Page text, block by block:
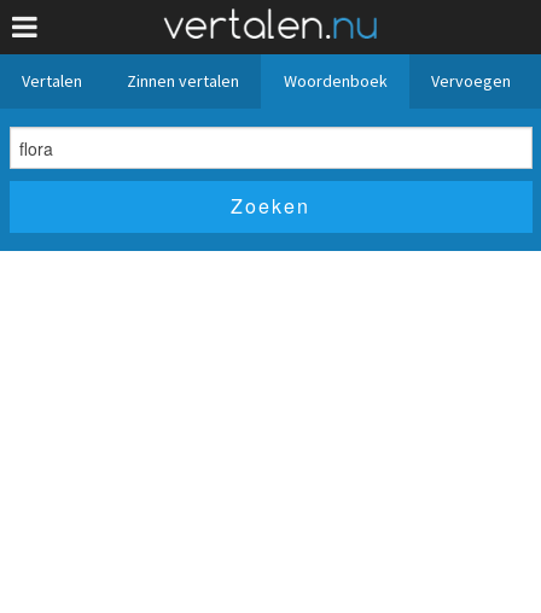
Vertalen Zinnen vertalen Woordenboek Vervoegen